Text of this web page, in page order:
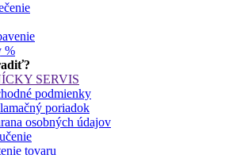
%
SERVIS
podmienky
poriadok
osobných údajov
tovaru